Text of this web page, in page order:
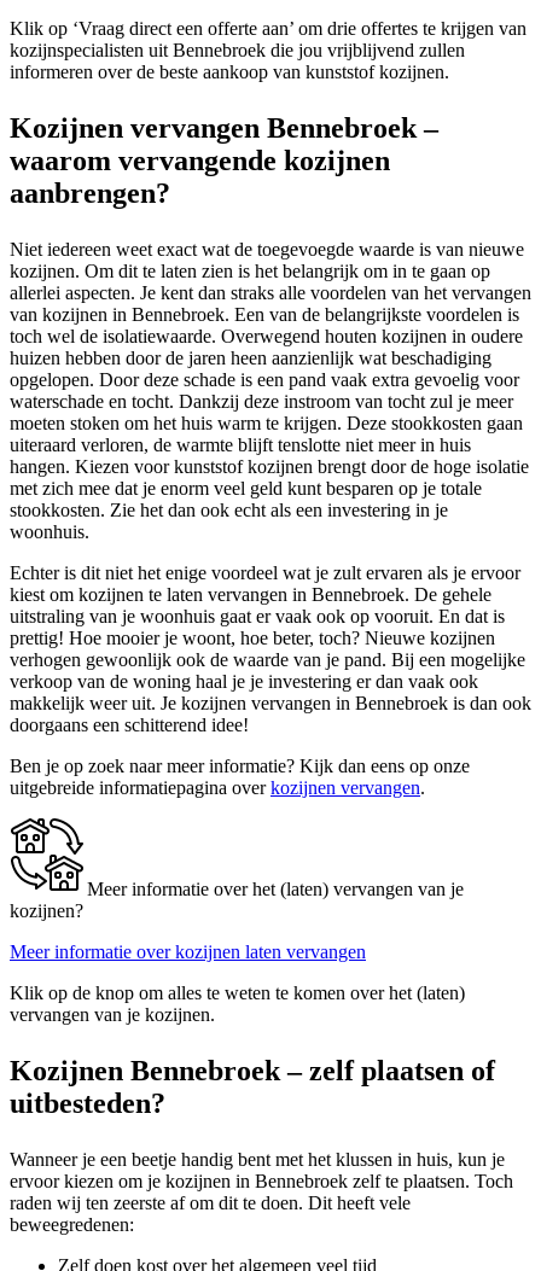
Klik op ‘Vraag direct een offerte aan’ om drie offertes te krijgen van
kozijnspecialisten uit Bennebroek die jou vrijblijvend zullen
informeren over de beste aankoop van kunststof kozijnen.
Kozijnen vervangen Bennebroek –
waarom vervangende kozijnen
aanbrengen?
Niet iedereen weet exact wat de toegevoegde waarde is van nieuwe
kozijnen. Om dit te laten zien is het belangrijk om in te gaan op
allerlei aspecten. Je kent dan straks alle voordelen van het vervangen
van kozijnen in Bennebroek. Een van de belangrijkste voordelen is
toch wel de isolatiewaarde. Overwegend houten kozijnen in oudere
huizen hebben door de jaren heen aanzienlijk wat beschadiging
opgelopen. Door deze schade is een pand vaak extra gevoelig voor
waterschade en tocht. Dankzij deze instroom van tocht zul je meer
moeten stoken om het huis warm te krijgen. Deze stookkosten gaan
uiteraard verloren, de warmte blijft tenslotte niet meer in huis
hangen. Kiezen voor kunststof kozijnen brengt door de hoge isolatie
met zich mee dat je enorm veel geld kunt besparen op je totale
stookkosten. Zie het dan ook echt als een investering in je
woonhuis.
Echter is dit niet het enige voordeel wat je zult ervaren als je ervoor
kiest om kozijnen te laten vervangen in Bennebroek. De gehele
uitstraling van je woonhuis gaat er vaak ook op vooruit. En dat is
prettig! Hoe mooier je woont, hoe beter, toch? Nieuwe kozijnen
verhogen gewoonlijk ook de waarde van je pand. Bij een mogelijke
verkoop van de woning haal je je investering er dan vaak ook
makkelijk weer uit. Je kozijnen vervangen in Bennebroek is dan ook
doorgaans een schitterend idee!
Ben je op zoek naar meer informatie? Kijk dan eens op onze
uitgebreide informatiepagina overkozijnen vervangen.
Meer informatie over het (laten) vervangen van je
kozijnen?
Meer informatie over kozijnen laten vervangen
Klik op de knop om alles te weten te komen over het (laten)
vervangen van je kozijnen.
Kozijnen Bennebroek – zelf plaatsen of
uitbesteden?
Wanneer je een beetje handig bent met het klussen in huis, kun je
ervoor kiezen om je kozijnen in Bennebroek zelf te plaatsen. Toch
raden wij ten zeerste af om dit te doen. Dit heeft vele
beweegredenen:
Zelf doen kost over het algemeen veel tijd